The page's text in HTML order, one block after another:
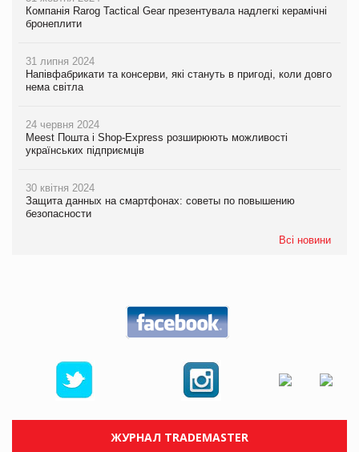
Компанія Rarog Tactical Gear презентувала надлегкі керамічні
бронеплити
31 липня 2024
Напівфабрикати та консерви, які стануть в пригоді, коли довго
нема світла
24 червня 2024
Meest Пошта і Shop-Express розширюють можливості
українських підприємців
30 квітня 2024
Защита данных на смартфонах: советы по повышению
безопасности
Всі новини
ЖУРНАЛ TRADEMASTER